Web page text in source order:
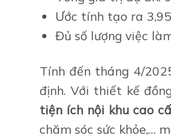
Ước tính tạo ra
Đủ số lượng việc
Tính đến tháng 4/
định. Với thiết kế
tiện ích nội khu cao
chăm sóc sức khỏe,…